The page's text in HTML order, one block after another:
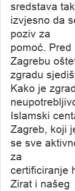
sredstava
izvjesno da
poziv za
pomoć.
Zagrebu
zgradu
Kako je
Islamski
Zagreb, koji
se sve
za
certificiranje
Zirat i našeg